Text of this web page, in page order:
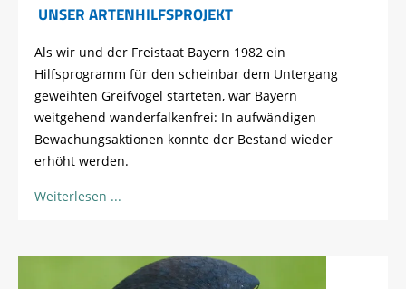
UNSER ARTENHILFSPROJEKT
Als wir und der Freistaat Bayern 1982 ein
Hilfsprogramm für den scheinbar dem Untergang
geweihten Greifvogel starteten, war Bayern
weitgehend wanderfalkenfrei: In aufwändigen
Bewachungsaktionen konnte der Bestand wieder
erhöht werden.
Weiterlesen